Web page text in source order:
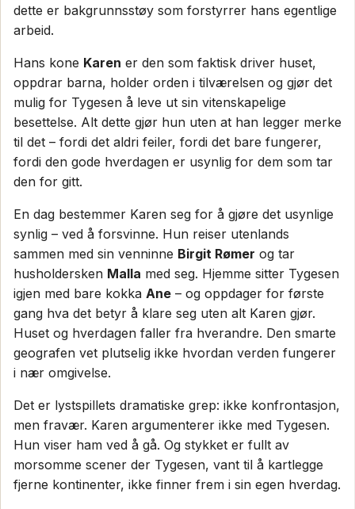
dette er bakgrunnsstøy som forstyrrer hans egentlige
arbeid.
Hans kone Karen er den som faktisk driver huset,
oppdrar barna, holder orden i tilværelsen og gjør det
mulig for Tygesen å leve ut sin vitenskapelige
besettelse. Alt dette gjør hun uten at han legger merke
til det – fordi det aldri feiler, fordi det bare fungerer,
fordi den gode hverdagen er usynlig for dem som tar
den for gitt.
En dag bestemmer Karen seg for å gjøre det usynlige
synlig – ved å forsvinne. Hun reiser utenlands
sammen med sin venninne Birgit Rømer og tar
husholdersken Malla med seg. Hjemme sitter Tygesen
igjen med bare kokka Ane – og oppdager for første
gang hva det betyr å klare seg uten alt Karen gjør.
Huset og hverdagen faller fra hverandre. Den smarte
geografen vet plutselig ikke hvordan verden fungerer
i nær omgivelse.
Det er lystspillets dramatiske grep: ikke konfrontasjon,
men fravær. Karen argumenterer ikke med Tygesen.
Hun viser ham ved å gå. Og stykket er fullt av
morsomme scener der Tygesen, vant til å kartlegge
fjerne kontinenter, ikke finner frem i sin egen hverdag.